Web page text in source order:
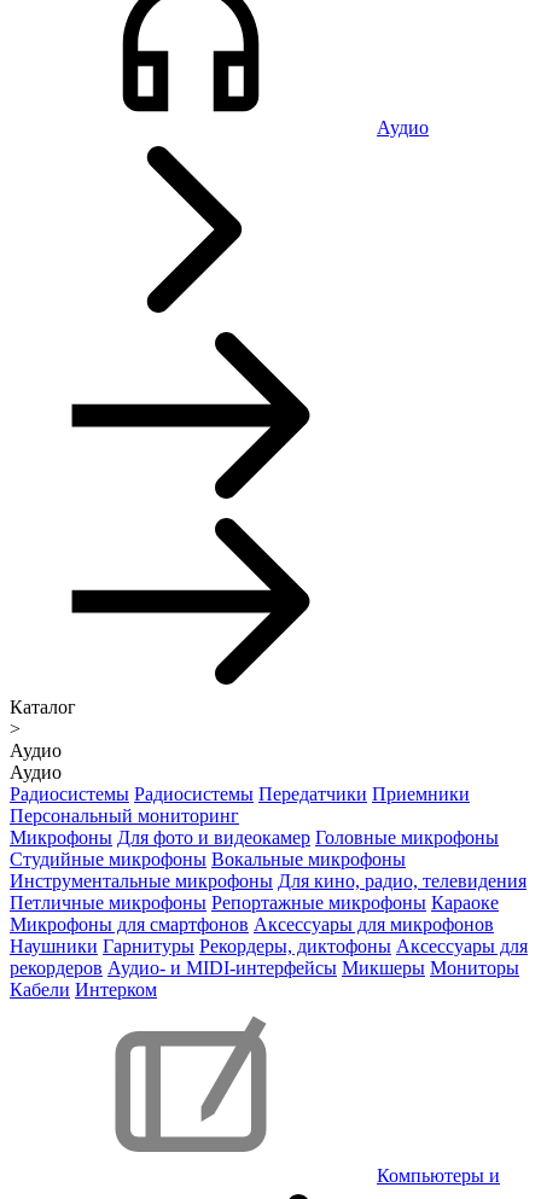
Аудио
Каталог
>
Аудио
Аудио
Радиосистемы Радиосистемы Передатчики Приемники
Персональный мониторинг
Микрофоны Для фото и видеокамер Головные микрофоны
Студийные микрофоны Вокальные микрофоны
Инструментальные микрофоны Для кино, радио, телевидения
Петличные микрофоны Репортажные микрофоны Караоке
Микрофоны для смартфонов Аксессуары для микрофонов
Наушники Гарнитуры Рекордеры, диктофоны Аксессуары для
рекордеров Аудио- и MIDI-интерфейсы Микшеры Мониторы
Кабели Интерком
Компьютеры и